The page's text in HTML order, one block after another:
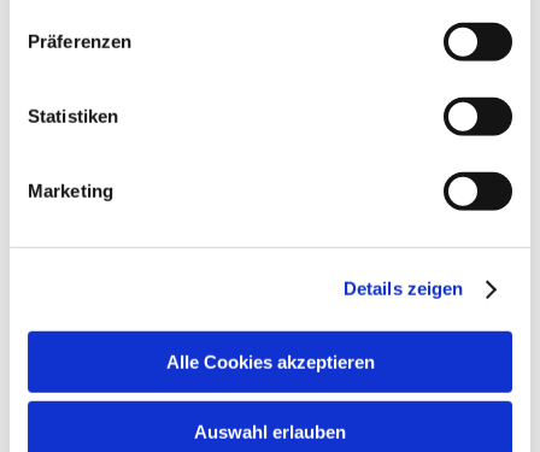
Präferenzen
Statistiken
Marketing
Details zeigen
Alle Cookies akzeptieren
Auswahl erlauben